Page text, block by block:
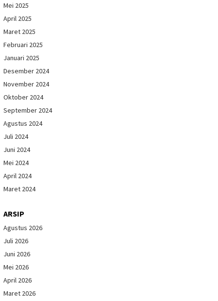
Mei 2025
April 2025
Maret 2025
Februari 2025
Januari 2025
Desember 2024
November 2024
Oktober 2024
September 2024
Agustus 2024
Juli 2024
Juni 2024
Mei 2024
April 2024
Maret 2024
ARSIP
Agustus 2026
Juli 2026
Juni 2026
Mei 2026
April 2026
Maret 2026